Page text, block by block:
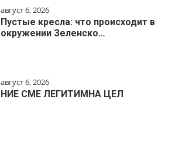
август 6, 2026
Пустые кресла: что происходит в
окружении Зеленско…
август 6, 2026
НИЕ СМЕ ЛЕГИТИМНА ЦЕЛ